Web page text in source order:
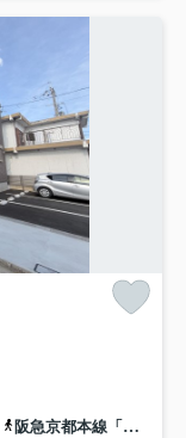
阪急京都本線「南茨木」駅 徒歩14分